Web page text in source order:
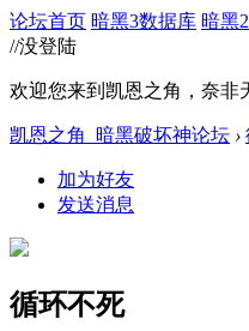
论坛首页 暗黑3数据库 暗黑
//没登陆
欢迎您来到凯恩之角，奈非
凯恩之角_暗黑破坏神论坛 ›
加为好友
发送消息
循环不死